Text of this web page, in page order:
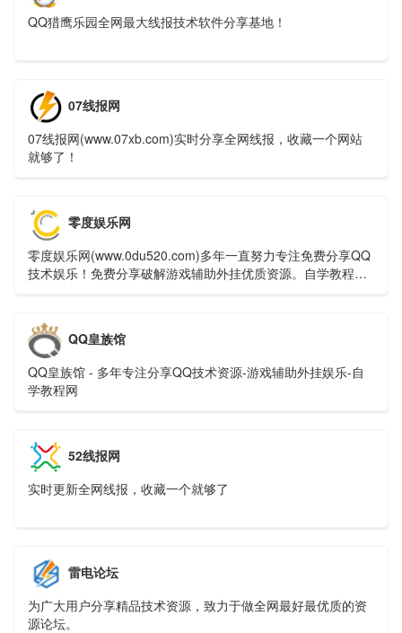
QQ猎鹰乐园全网最大线报技术软件分享基地！
07线报网
07线报网(www.07xb.com)实时分享全网线报，收藏一个网站
就够了！
零度娱乐网
零度娱乐网(www.0du520.com)多年一直努力专注免费分享QQ
技术娱乐！免费分享破解游戏辅助外挂优质资源。自学教程网
竟在零度娱乐网。
QQ皇族馆
QQ皇族馆 - 多年专注分享QQ技术资源-游戏辅助外挂娱乐-自
学教程网
52线报网
实时更新全网线报，收藏一个就够了
雷电论坛
为广大用户分享精品技术资源，致力于做全网最好最优质的资
源论坛。